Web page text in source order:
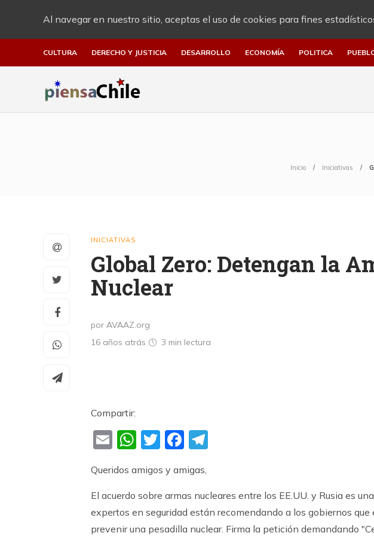
Al navegar en nuestro sitio, aceptas el uso de cookies para fines
CULTURA DERECHO Y JUSTICIA DESARROLLO ECONOMÍA POLITICA
Inicio Iniciativas
INICIATIVAS
Global Zero: Detengan la
Nuclear
por AVAAZ.org
16 años atrás
3 min lectura
Compartir:
EmailWhatsApp
TwitterFacebook
Queridos amigos y amigas,
El acuerdo sobre armas nucleares entre los EE.UU. y Rusia es
expertos en seguridad están recomendando a los gobiernos que
prevenir una pesadilla nuclear. Firma la petición demandando